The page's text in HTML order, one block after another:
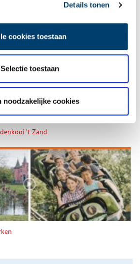
Details tonen
cookies toestaan
Selectie toestaan
noodzakelijke cookies
Hollanders in deze kerk
’t Zand